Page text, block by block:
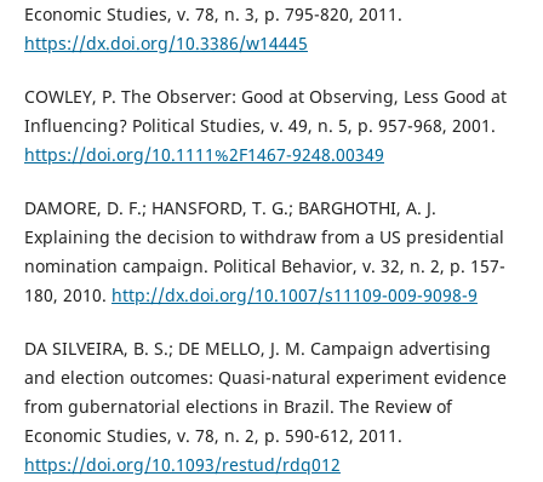
Economic Studies, v. 78, n. 3, p. 795-820, 2011.
https://dx.doi.org/10.3386/w14445
COWLEY, P. The Observer: Good at Observing, Less Good at
Influencing? Political Studies, v. 49, n. 5, p. 957-968, 2001.
https://doi.org/10.1111%2F1467-9248.00349
DAMORE, D. F.; HANSFORD, T. G.; BARGHOTHI, A. J.
Explaining the decision to withdraw from a US presidential
nomination campaign. Political Behavior, v. 32, n. 2, p. 157-
180, 2010. http://dx.doi.org/10.1007/s11109-009-9098-9
DA SILVEIRA, B. S.; DE MELLO, J. M. Campaign advertising
and election outcomes: Quasi-natural experiment evidence
from gubernatorial elections in Brazil. The Review of
Economic Studies, v. 78, n. 2, p. 590-612, 2011.
https://doi.org/10.1093/restud/rdq012